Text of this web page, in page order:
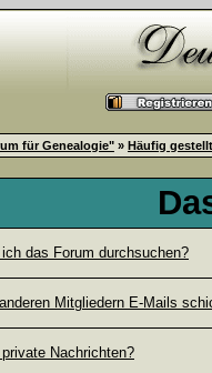
für Genealogie" » Häufig
das Forum durchsuchen?
Mitgliedern E-Mails
Nachrichten?